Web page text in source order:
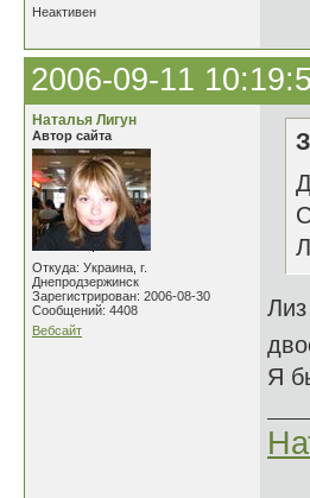
Неактивен
2006-09-11
Наталья Лигун
Автор сайта
Откуда: Украина, г.
Днепродзержинск
Зарегистрирован: 2006-08-30
Сообщений: 4408
Вебсайт
Я